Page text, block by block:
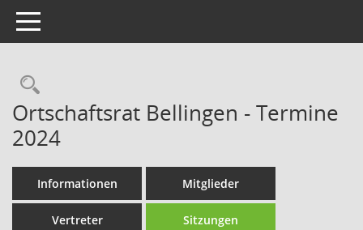
Toggle navigation
Rechercheauswahl
Ortschaftsrat Bellingen - Termine
2024
Informationen Mitglieder
Vertreter Sitzungen